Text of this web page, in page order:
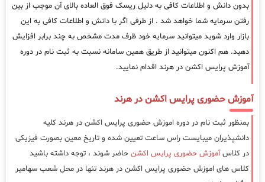
بدون دانش و اطلاعات کافی به دلیل ریسک فوق العاده بالای آن موجب از بین
رفتن سرمایه شما خواهد شد . از طرفی اگر با دانش و اطلاعات کافی به این
بازار وارد شوید میتوانید سرمایه خود ظرف مدت مشخص به چند برابر افزایش
دهید. هم اکنون میتوانید از طریق همین سامانه نسبت به ثبت نام در دوره
آموزش پرایس اکشن در هرند اقدام نمایید.
آموزش حضوری پرایس اکشن در هرند
بمنظور ثبت نام در دوره اموزش حضوری پرایس اکشن در هرند کلیه
دانشپذیران میبایست راس ساعت تعیین شده و تاریخ معین بصورت فیزیکی
در کلاسآموزش حضوری پرایس اکشن حاضر شوند ، توجه داشته باشید
کلاس های اموزش حضوری پرایس اکشن در هرند تنها در محل شعب سهامیر